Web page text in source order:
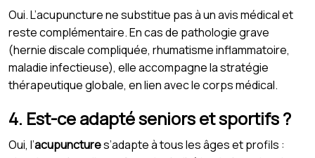
Oui. L’acupuncture ne substitue pas à un avis médical et
reste complémentaire. En cas de pathologie grave
(hernie discale compliquée, rhumatisme inflammatoire,
maladie infectieuse), elle accompagne la stratégie
thérapeutique globale, en lien avec le corps médical.
4. Est-ce adapté seniors et sportifs ?
Oui, l’acupunctures’adapte à tous les âges et profils :